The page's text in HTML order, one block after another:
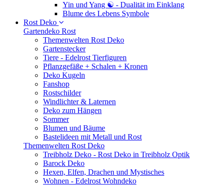
Yin und Yang ☯ - Dualität im Einklang
Blume des Lebens Symbole
Rost Deko
Gartendeko Rost
Themenwelten Rost Deko
Gartenstecker
Tiere - Edelrost Tierfiguren
Pflanzgefäße + Schalen + Kronen
Deko Kugeln
Fanshop
Rostschilder
Windlichter & Laternen
Deko zum Hängen
Sommer
Blumen und Bäume
Bastelideen mit Metall und Rost
Themenwelten Rost Deko
Treibholz Deko - Rost Deko in Treibholz Optik
Barock Deko
Hexen, Elfen, Drachen und Mystisches
Wohnen - Edelrost Wohndeko